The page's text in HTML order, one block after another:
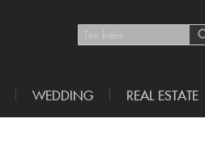
WEDDING REAL ESTATE